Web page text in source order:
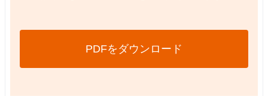
PDFをダウンロード